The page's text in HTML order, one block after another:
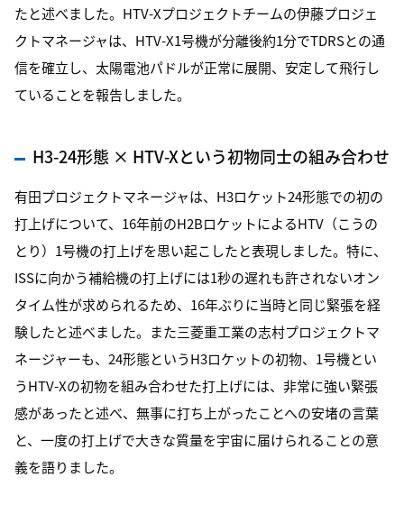
たと述べました。HTV-Xプロジェクトチームの伊藤プロジェ
クトマネージャは、HTV-X1号機が分離後約1分でTDRSとの通
信を確立し、太陽電池パドルが正常に展開、安定して飛行し
ていることを報告しました。
H3-24形態 × HTV-Xという初物同士の組み合わせ
有田プロジェクトマネージャは、H3ロケット24形態での初の
打上げについて、16年前のH2BロケットによるHTV（こうの
とり）1号機の打上げを思い起こしたと表現しました。特に、
ISSに向かう補給機の打上げには1秒の遅れも許されないオン
タイム性が求められるため、16年ぶりに当時と同じ緊張を経
験したと述べました。また三菱重工業の志村プロジェクトマ
ネージャーも、24形態というH3ロケットの初物、1号機とい
うHTV-Xの初物を組み合わせた打上げには、非常に強い緊張
感があったと述べ、無事に打ち上がったことへの安堵の言葉
と、一度の打上げで大きな質量を宇宙に届けられることの意
義を語りました。